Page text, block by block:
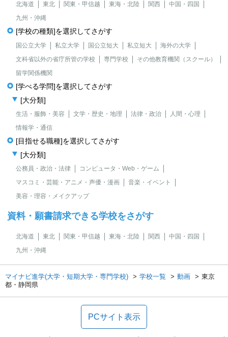
北海道 東北 関東・甲信越 東海・北陸 関西
中国・四国
九州・沖縄
[学校の種類]を選択してさがす
国公立大学 私立大学 国公立短大 私立短大
海外の大学
文科省以外の省庁所管の学校
専門学校
その他教育機関（スクール）
留学関係機関
[学べる学問]を選択してさがす
[大分類]
生活・服飾・美容 文学・歴史・地理 法律・政治
人間・心理
情報学・通信
[目指せる職種]を選択してさがす
[大分類]
公務員・政治・法律
コンピュータ・Web・ゲーム
マスコミ・芸能・アニメ・声優・漫画
音楽・イベント
美容・理容・メイクアップ
資料・願書請求できる学校をさがす
北海道 東北 関東・甲信越 東海・北陸 関西
中国・四国
九州・沖縄
マイナビ進学(大学・短期大学・専門学校) 学校一覧 動画
東京
都・静岡県
PCサイト表示